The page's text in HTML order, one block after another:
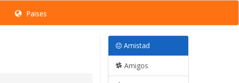
Paises
Amistad
Amigos